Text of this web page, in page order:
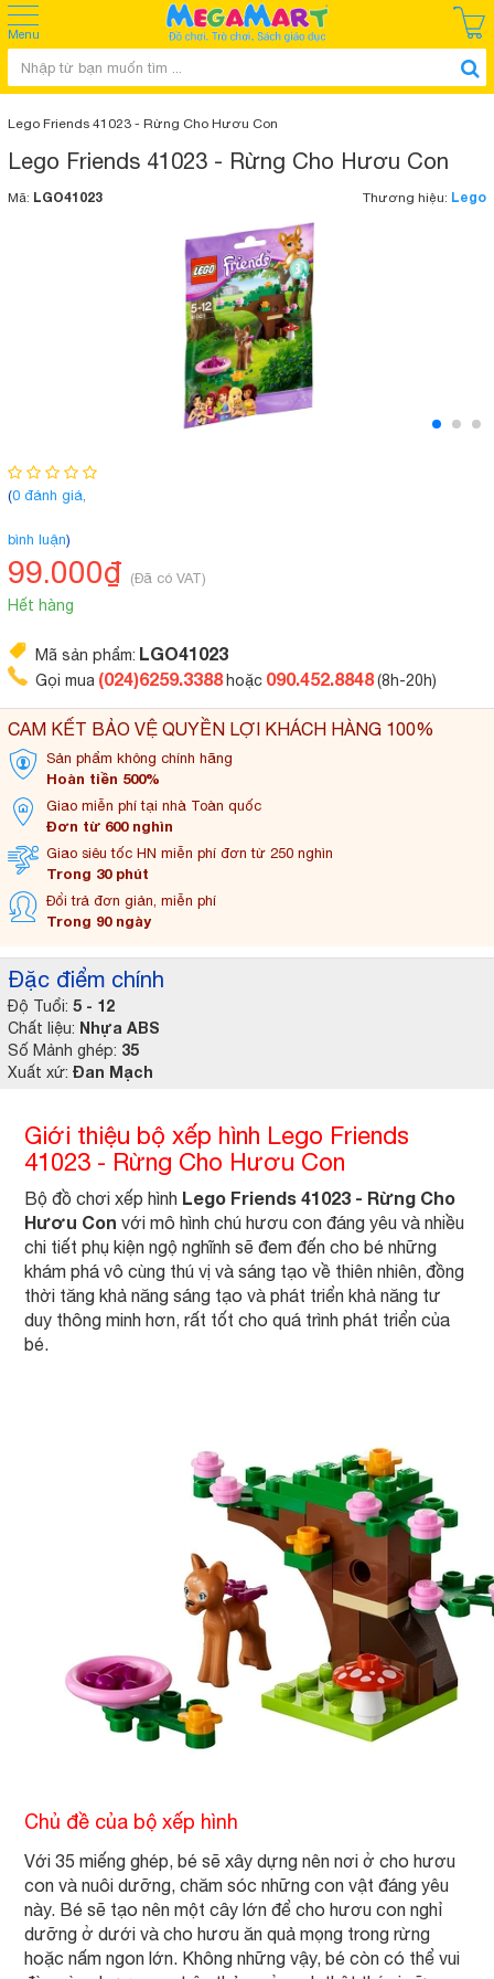
Menu
Lego Friends 41023 - Rừng Cho Hươu Con
Lego Friends 41023 - Rừng Cho Hươu Con
Mã: LGO41023 Thương hiệu: Lego
Đặc điểm chính
Độ Tuổi: 5 - 12
Chất liệu: Nhựa ABS
Số Mảnh ghép: 35
Xuất xứ: Đan Mạch
(0 đánh giá,
bình luận)
99.000₫ (Đã có VAT)
Hết hàng
CAM KẾT BẢO VỆ QUYỀN LỢI KHÁCH HÀNG 100%
Sản phẩm không chính hãng
Hoàn tiền 500%
Giao miễn phí tại nhà Toàn quốc
Đơn từ 600 nghìn
Giao siêu tốc HN miễn phí đơn từ 250 nghìn
Trong 30 phút
Đổi trả đơn giản, miễn phí
Trong 90 ngày
Mã sản phẩm: LGO41023
Gọi mua (024)6259.3388 hoặc 090.452.8848(8h-20h)
Giới thiệu bộ xếp hình Lego Friends
41023 - Rừng Cho Hươu Con
Bộ đồ chơi xếp hình Lego Friends 41023 - Rừng Cho
Hươu Con với mô hình chú hươu con đáng yêu và nhiều
chi tiết phụ kiện ngộ nghĩnh sẽ đem đến cho bé những
khám phá vô cùng thú vị và sáng tạo về thiên nhiên, đồng
thời tăng khả năng sáng tạo và phát triển khả năng tư
duy thông minh hơn, rất tốt cho quá trình phát triển của
bé.
Chủ đề của bộ xếp hình
Với 35 miếng ghép, bé sẽ xây dựng nên nơi ở cho hươu
con và nuôi dưỡng, chăm sóc những con vật đáng yêu
này. Bé sẽ tạo nên một cây lớn để cho hươu con nghỉ
dưỡng ở dưới và cho hươu ăn quả mọng trong rừng
hoặc nấm ngon lớn. Không những vậy, bé còn có thể vui